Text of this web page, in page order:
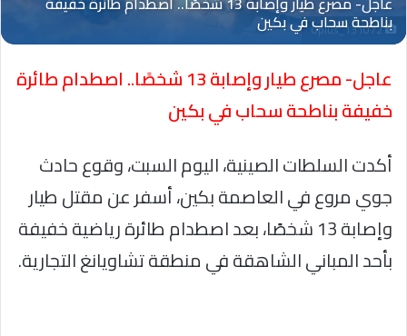
Oplus_131072
عاجل- مصرع طيار وإصابة 13 شخصًا.. اصطدام طائرة
خفيفة بناطحة سحاب في بكين
أكدت السلطات الصينية، اليوم السبت، وقوع حادث
جوي مروع في العاصمة بكين، أسفر عن مقتل طيار
وإصابة 13 شخصًا، بعد اصطدام طائرة رياضية خفيفة
بأحد المباني الشاهقة في منطقة تشاويانغ التجارية.